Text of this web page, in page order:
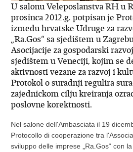
U salonu Veleposlanstva RH u
prosinca 2012.g. potpisan je
izmedu hrvatske Udruge za
„Ra.Gos“ sa sjedištem u
Asocijacije za gospodarski
sjedištem u Veneciji, kojim se
aktivnosti vezane za razvoj i
Protokol o suradnji regulira
zajednickom cilju kreiranja
poslovne korektnosti.
Nel salone dell'Ambasciata il 19
Protocollo di cooperazione tra
sviluppo delle imprese „Ra.Gos“ con